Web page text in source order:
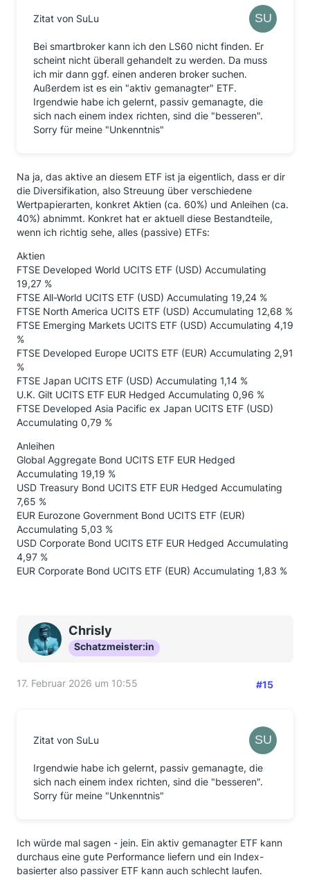
Zitat von SuLu
Bei smartbroker kann ich den LS60 nicht finden. Er
scheint nicht überall gehandelt zu werden. Da muss
ich mir dann ggf. einen anderen broker suchen.
Außerdem ist es ein "aktiv gemanagter" ETF.
Irgendwie habe ich gelernt, passiv gemanagte, die
sich nach einem index richten, sind die "besseren".
Sorry für meine "Unkenntnis"
Na ja, das aktive an diesem ETF ist ja eigentlich, dass er dir
die Diversifikation, also Streuung über verschiedene
Wertpapierarten, konkret Aktien (ca. 60%) und Anleihen (ca.
40%) abnimmt. Konkret hat er aktuell diese Bestandteile,
wenn ich richtig sehe, alles (passive) ETFs:
Aktien
FTSE Developed World UCITS ETF (USD) Accumulating
19,27 %
FTSE All-World UCITS ETF (USD) Accumulating 19,24 %
FTSE North America UCITS ETF (USD) Accumulating 12,68 %
FTSE Emerging Markets UCITS ETF (USD) Accumulating 4,19
%
FTSE Developed Europe UCITS ETF (EUR) Accumulating 2,91
%
FTSE Japan UCITS ETF (USD) Accumulating 1,14 %
U.K. Gilt UCITS ETF EUR Hedged Accumulating 0,96 %
FTSE Developed Asia Pacific ex Japan UCITS ETF (USD)
Accumulating 0,79 %
Anleihen
Global Aggregate Bond UCITS ETF EUR Hedged
Accumulating 19,19 %
USD Treasury Bond UCITS ETF EUR Hedged Accumulating
7,65 %
EUR Eurozone Government Bond UCITS ETF (EUR)
Accumulating 5,03 %
USD Corporate Bond UCITS ETF EUR Hedged Accumulating
4,97 %
EUR Corporate Bond UCITS ETF (EUR) Accumulating 1,83 %
Chrisly
Schatzmeister:in
17. Februar 2026 um 10:55 #15
Zitat von SuLu
Irgendwie habe ich gelernt, passiv gemanagte, die
sich nach einem index richten, sind die "besseren".
Sorry für meine "Unkenntnis"
Ich würde mal sagen - jein. Ein aktiv gemanagter ETF kann
durchaus eine gute Performance liefern und ein Index-
basierter also passiver ETF kann auch schlecht laufen.